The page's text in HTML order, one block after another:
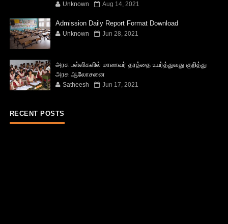
Unknown Aug 14, 2021
Admission Daily Report Format Download
Unknown Jun 28, 2021
அரசு பள்ளிகளில் மாணவர் தரத்தை உயர்த்துவது குறித்து
அரசு ஆலோசனை
Satheesh Jun 17, 2021
RECENT POSTS